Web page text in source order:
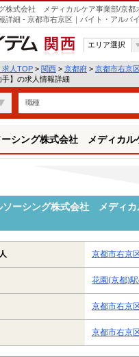
株式会社 メディカルケア事業部/京都
詳細 - 京都市右京区｜バイト・アルバ
関西
エリア選択
求人TOP > 関西 > 京都府 > 京都市右京
】の求人情報詳細
職種
ーシング株式会社 メディカル
ソーシング株式会社 メディ
京都市右京
花園(京都)
京都市右京
京都市右京